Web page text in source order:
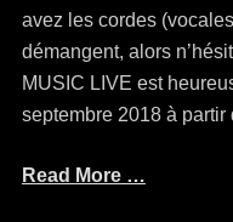
avez les cordes
démangent, alors
MUSIC LIVE est
septembre 2018 à partir
Read More …